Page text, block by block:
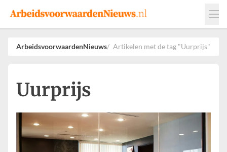
Events
Adverteren
Leveranciers
ArbeidsvoorwaardenNieuws Artikelen met de tag "Uurprijs"
Uurprijs